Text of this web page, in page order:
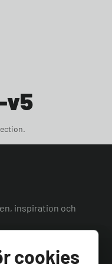
v5
inspiration och
cookies